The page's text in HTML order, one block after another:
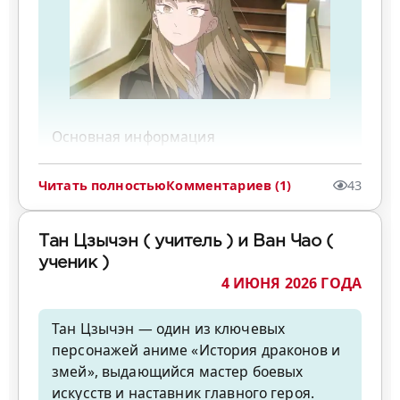
и подверженный сомнениям юноша.
Стремится к духовному совершенству и
бессмертию, чтобы преодолеть
навязанную судьбой незначительность и
вернуть достоинство в мире культивации.
что человеческая воля может
противостоять судьбе.
После трагической гибели родителей от
полного надежды юноши в
безжалостного культиватора, способного
Истинная суть раскрывается не через
мощь, а через выбранный путь — путь
истинного Бога. Это не просто
культивация силы, а путь самопознания,
Шанксу внешне, и многие персонажи
отмечают это сходство, а некоторые даже
принимают Шэмрока за Шанкса. В
отличие от брата, у него нет тройного
набора шрамов над левым глазом, как у
Некоторые характеристики Шэмрока:
Должность. Командир Божьих Рыцарей
(Святых Рыцарей).
Внешность. Высокий мужчина
волосами, заплетёнными в косу на левой
стороне головы, и небольшой щетиной
на лице. Имеет почти идентичное с
Шанксом физическое сходство, но у него
нет тройного набора шрамов над левым
глазом, как у брата.
Одежда. Носит королевский ансамбль:
Основная информация
японски: 氷川 小雪), также известна как
озвучка).
Личность и характер
Тип личности: INFP, с эннеаграммой 4w5.
Это делает её мечтательной натурой с
богатым внутренним миром.
Внешнее поведение: Коюки предстаёт
перед окружающими как холодная,
отстранённая старшеклассница. Её
Читать полностьюКомментариев (1) 43
Тан Цзычэн ( учитель ) и Ван Чао (
ученик )
4 ИЮНЯ 2026 ГОДА
Тан Цзычэн — один из ключевых
персонажей аниме «История драконов и
змей», выдающийся мастер боевых
искусств и наставник главного героя.